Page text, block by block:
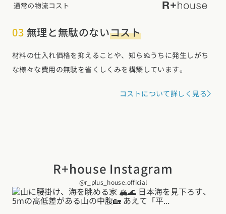
03 無理と無駄のないコスト
材料の仕入れ価格を抑えることや、知らぬうちに発生しがち
な様々な費用の無駄を省くしくみを構築しています。
コストについて詳しく見る
R+house Instagram
@r_plus_house.official